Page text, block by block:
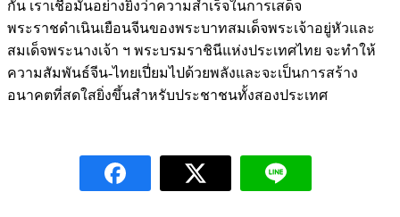
กัน เราเชื่อมั่นอย่างยิ่งว่าความสำเร็จในการเสด็จ
พระราชดำเนินเยือนจีนของพระบาทสมเด็จพระเจ้าอยู่หัวและ
สมเด็จพระนางเจ้า ฯ พระบรมราชินีแห่งประเทศไทย จะทำให้
ความสัมพันธ์จีน-ไทยเปี่ยมไปด้วยพลังและจะเป็นการสร้าง
อนาคตที่สดใสยิ่งขึ้นสำหรับประชาชนทั้งสองประเทศ